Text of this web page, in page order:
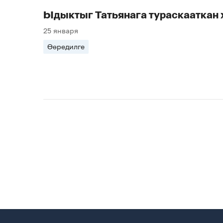
Ыдыктыг Татьянага тураскааткан
25 января
Өөредилге